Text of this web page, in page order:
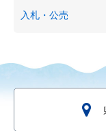
入札・公売